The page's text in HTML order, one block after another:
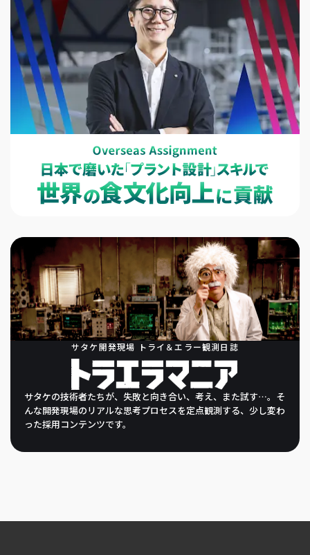
サタケ開発現場 トライ＆エラー観測日誌
サタケの技術者たちが、 失敗と向き合い、考え、また試す…。 そ
んな開発現場のリアルな思考プロセスを定点観測する、 少し変わ
った採用コンテンツです。